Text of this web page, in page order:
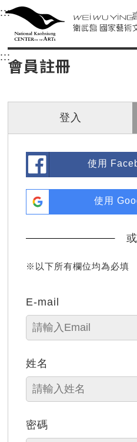
衛武營國家藝術文
中央內容區塊，為本頁主要內容區。
:::選單連結區塊，此區塊列
衛武營國家藝術
::: 中央內容區塊，為本頁主
會員註冊
登入
使用
使用
或
※以下所有欄位均為必填
E-mail
姓名
密碼